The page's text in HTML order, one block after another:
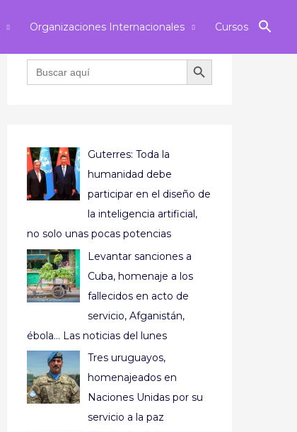
Organizaciones Internacionales Cursos
Buscar: BOTÓN DE BÚSQUEDA
Guterres: Toda la
humanidad debe
participar en el diseño de
la inteligencia artificial,
no solo unas pocas potencias
Levantar sanciones a
Cuba, homenaje a los
fallecidos en acto de
servicio, Afganistán,
ébola… Las noticias del lunes
Tres uruguayos,
homenajeados en
Naciones Unidas por su
servicio a la paz